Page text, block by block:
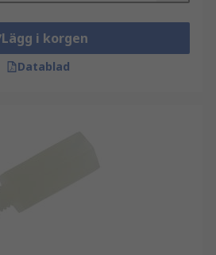
Lägg i korgen
Datablad